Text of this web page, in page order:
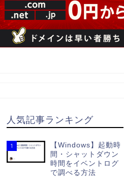
人気記事ランキング
1
【Windows】起動時
間・シャットダウン
時間をイベントログ
で調べる方法